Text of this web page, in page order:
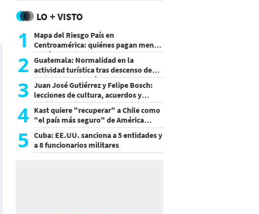
LO + VISTO
1
Mapa del Riesgo País en
Centroamérica: quiénes pagan menos
y cuáles mejoraron
2 Guatemala: Normalidad en la
actividad turística tras descenso de
actividad del volcán de Fuego
3 Juan José Gutiérrez y Felipe Bosch:
lecciones de cultura, acuerdos y
decisiones sin miedo
4 Kast quiere "recuperar" a Chile como
"el país más seguro" de América
Latina
5
Cuba: EE.UU. sanciona a 5 entidades y
a 8 funcionarios militares